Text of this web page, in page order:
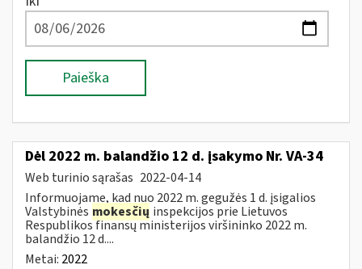
Paieška
Dėl 2022 m. balandžio 12 d. įsakymo Nr. VA-34
Web turinio sąrašas 2022-04-14
Informuojame, kad nuo 2022 m. gegužės 1 d. įsigalios
Valstybinės mokesčių inspekcijos prie Lietuvos
Respublikos finansų ministerijos viršininko 2022 m.
balandžio 12 d....
Metai: 2022